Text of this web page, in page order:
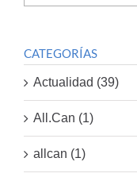
por:
CATEGORÍAS
Actualidad (39)
All.Can (1)
allcan (1)